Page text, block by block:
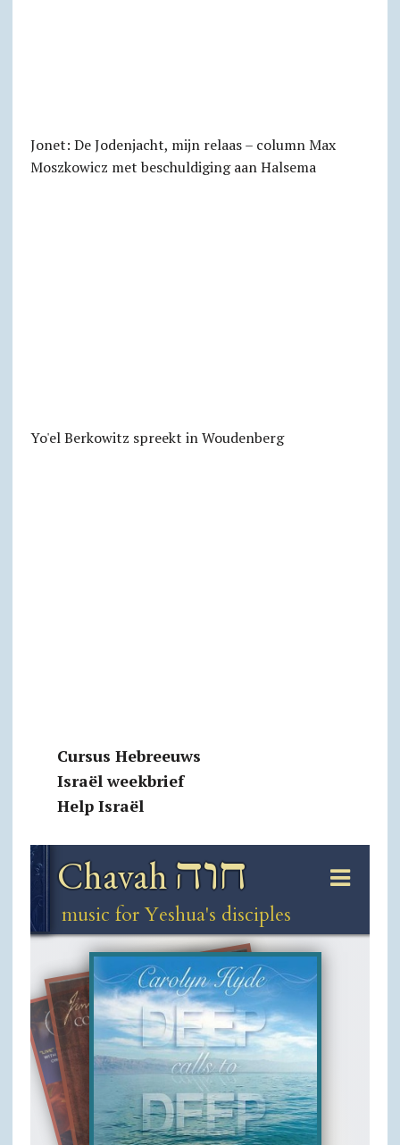
Jonet: De Jodenjacht, mijn relaas – column Max
Moszkowicz met beschuldiging aan Halsema
Yo'el Berkowitz spreekt in Woudenberg
Cursus Hebreeuws
Israël weekbrief
Help Israël